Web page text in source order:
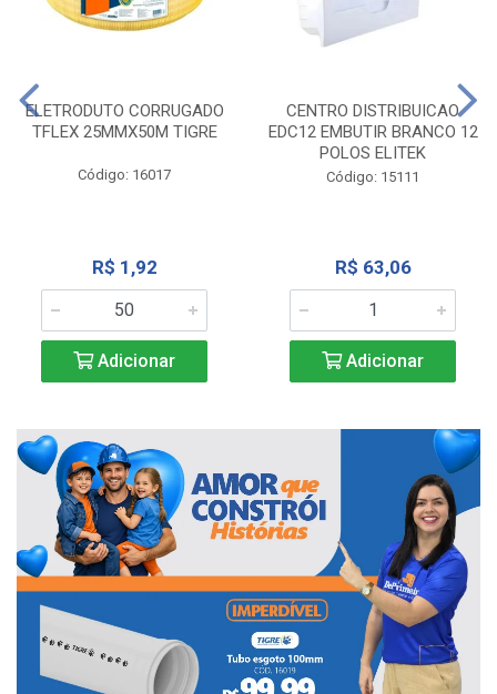
ELETRODUTO CORRUGADO
TFLEX 25MMX50M TIGRE
Código: 16017
R$ 1,92
Adicionar
CENTRO DISTRIBUICAO
EDC12 EMBUTIR BRANCO 12
POLOS ELITEK
Código: 15111
R$ 63,06
Adicionar